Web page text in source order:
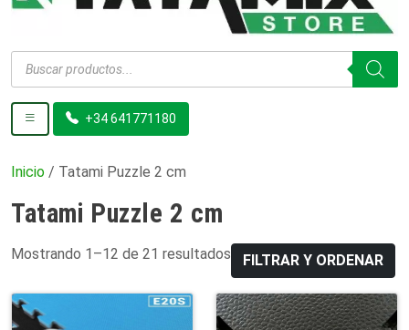
Búsqueda
de
productos
+34 641771180
Inicio / Tatami Puzzle 2 cm
Tatami Puzzle 2 cm
Mostrando 1–12 de 21 resultados FILTRAR Y ORDENAR